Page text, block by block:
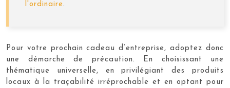
l'ordinaire.
Pour votre prochain cadeau d’entreprise, adoptez donc
une démarche de précaution. En choisissant une
thématique universelle, en privilégiant des produits
locaux à la traçabilité irréprochable et en optant pour